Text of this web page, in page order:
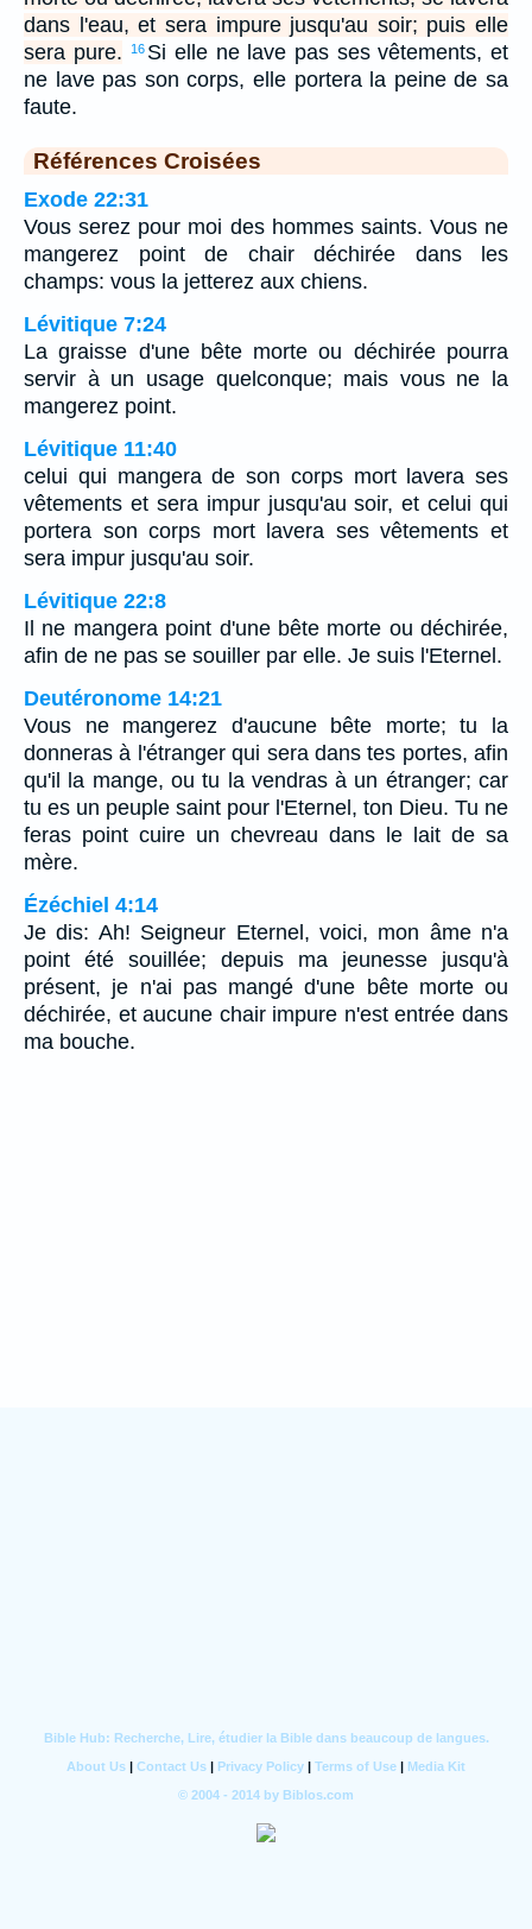
dans l'eau, et sera impure jusqu'au soir; puis elle
sera pure.
16 Si elle ne lave pas ses vêtements, et
ne lave pas son corps, elle portera la peine de sa
faute.
Références Croisées
Exode 22:31
Vous serez pour moi des hommes saints. Vous ne
mangerez point de chair déchirée dans les
champs: vous la jetterez aux chiens.
Lévitique 7:24
La graisse d'une bête morte ou déchirée pourra
servir à un usage quelconque; mais vous ne la
mangerez point.
Lévitique 11:40
celui qui mangera de son corps mort lavera ses
vêtements et sera impur jusqu'au soir, et celui qui
portera son corps mort lavera ses vêtements et
sera impur jusqu'au soir.
Lévitique 22:8
Il ne mangera point d'une bête morte ou déchirée,
afin de ne pas se souiller par elle. Je suis l'Eternel.
Deutéronome 14:21
Vous ne mangerez d'aucune bête morte; tu la
donneras à l'étranger qui sera dans tes portes, afin
qu'il la mange, ou tu la vendras à un étranger; car
tu es un peuple saint pour l'Eternel, ton Dieu. Tu ne
feras point cuire un chevreau dans le lait de sa
mère.
Ézéchiel 4:14
Je dis: Ah! Seigneur Eternel, voici, mon âme n'a
point été souillée; depuis ma jeunesse jusqu'à
présent, je n'ai pas mangé d'une bête morte ou
déchirée, et aucune chair impure n'est entrée dans
ma bouche.